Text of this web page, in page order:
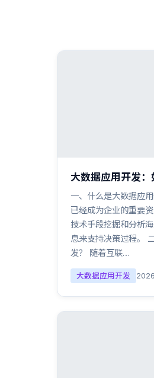
大数据应用开发：
一、什么是大数据应
已经成为企业的重要
技术手段挖掘和分析
息来支持决策过程。
发？ 随着互联…
大数据应用开发